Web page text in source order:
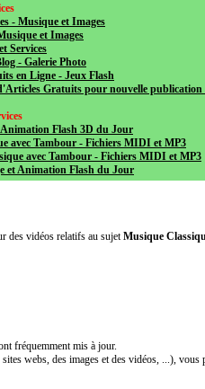
- Musique et Images
et Images
Services
- Galerie Photo
en Ligne - Jeux Flash
Gratuits pour nouvelle
Flash 3D du Jour
avec Tambour - Fichiers MIDI et MP3
avec Tambour - Fichiers MIDI et MP3
et Animation Flash du Jour
des vidéos relatifs au sujetMusique
fréquemment mis à jour.
webs, des images et des vidéos, ...),